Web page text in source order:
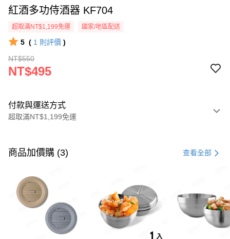
紅酒多功侍酒器 KF704
超取滿NT$1,199免運 國家/地區配送
5 ( 1 則評價 )
NT$550
NT$495
付款與運送方式
超取滿NT$1,199免運
信用卡一次付款
Apple Pay
街口支付
商品加價購 (3) 查看全部